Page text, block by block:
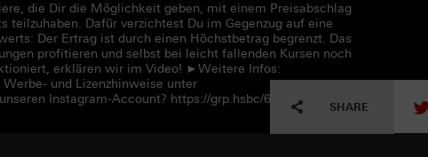
die Dir die Möglichkeit geben, mit einem Preisabschlag
teilzuhaben. Dafür verzichtest Du im Gegenzug auf eine
Der Ertrag ist durch einen Höchstbetrag begrenzt. Das
profitieren und selbst bei leicht fallenden Kursen noch
erklären wir im Video! ►Weitere Infos:
und Lizenzhinweise unter
Instagram-Account? https://grp.hsbc/6058ONO0i
SHARE